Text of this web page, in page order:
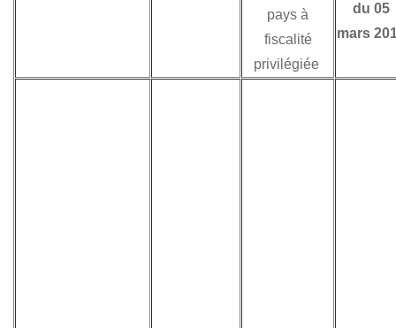
pays à
fiscalité
privilégiée
du 05
mars